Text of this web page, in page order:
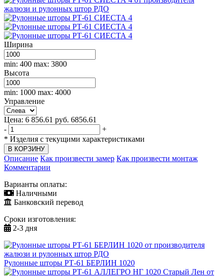
Ширина
min: 400 max: 3800
Высота
min: 1000 max: 4000
Управление
Цена: 6 856.61 руб. 6856.61
-
+
* Изделия с текущими характеристиками
Описание Как произвести замер Как произвести монтаж
Комментарии
Варианты оплаты:
Наличными
Банковский перевод
Сроки изготовления:
2-3 дня
Рулонные шторы РТ-61 БЕРЛИН 1020